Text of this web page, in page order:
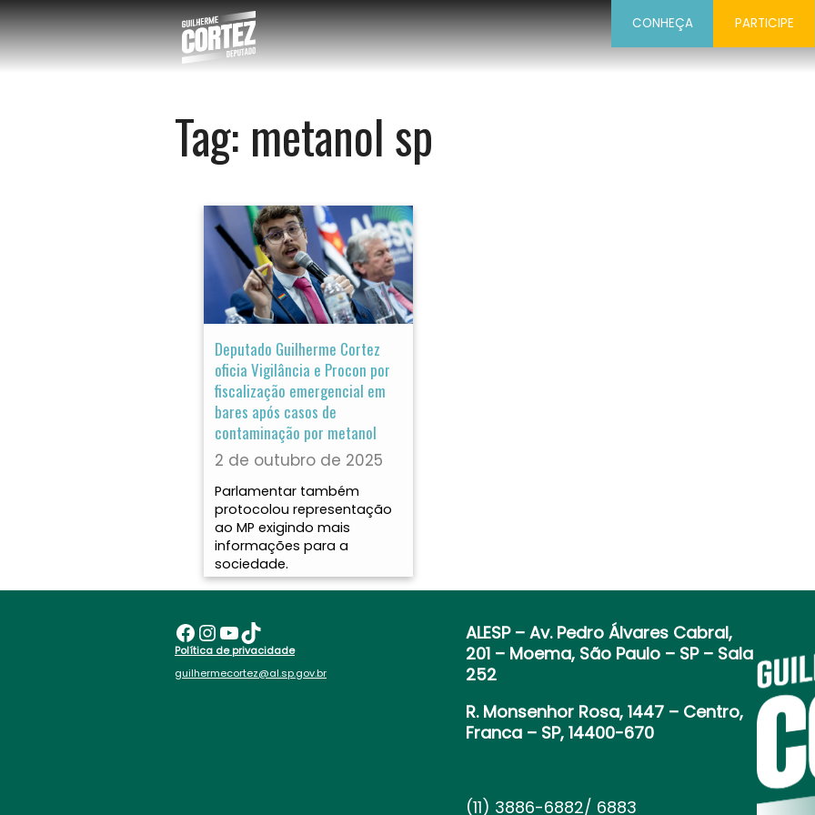
CONHEÇA PARTICIPE
Tag: metanol sp
Deputado Guilherme Cortez
oficia Vigilância e Procon por
fiscalização emergencial em
bares após casos de
contaminação por metanol
2 de outubro de 2025
Parlamentar também
protocolou representação
ao MP exigindo mais
informações para a
sociedade.
Facebook InstagramYoutube TikTok
Política de privacidade
guilhermecortez@al.sp.gov.br
ALESP – Av. Pedro Álvares Cabral,
201 – Moema, São Paulo – SP – Sala
252
R. Monsenhor Rosa, 1447 – Centro,
Franca – SP, 14400-670
(11) 3886-6882/ 6883